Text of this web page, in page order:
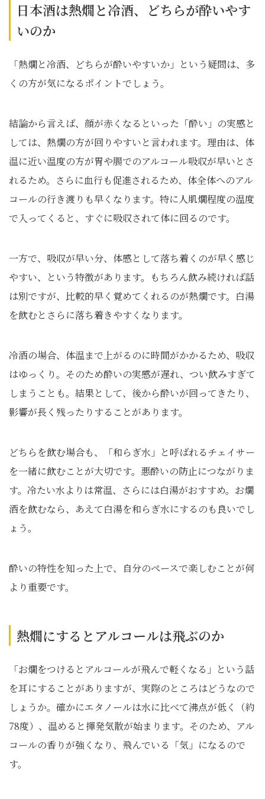
日本酒は熱燗と冷酒、どちらが酔いやす
いのか
「熱燗と冷酒、どちらが酔いやすいか」という疑問は、多
くの方が気になるポイントでしょう。
結論から言えば、顔が赤くなるといった「酔い」の実感と
しては、熱燗の方が回りやすいと言われます。理由は、体
温に近い温度の方が胃や腸でのアルコール吸収が早いとさ
れるため。さらに血行も促進されるため、体全体へのアル
コールの行き渡りも早くなります。特に人肌燗程度の温度
で入ってくると、すぐに吸収されて体に回るのです。
一方で、吸収が早い分、体感として落ち着くのが早く感じ
やすい、という特徴があります。もちろん飲み続ければ話
は別ですが、比較的早く覚めてくれるのが熱燗です。白湯
を飲むとさらに落ち着きやすくなります。
冷酒の場合、体温まで上がるのに時間がかかるため、吸収
はゆっくり。そのため酔いの実感が遅れ、つい飲みすぎて
しまうことも。結果として、後から酔いが回ってきたり、
影響が長く残ったりすることがあります。
どちらを飲む場合も、「和らぎ水」と呼ばれるチェイサー
を一緒に飲むことが大切です。悪酔いの防止につながりま
す。冷たい水よりは常温、さらには白湯がおすすめ。お燗
酒を飲むなら、あえて白湯を和らぎ水にするのも良いでし
ょう。
酔いの特性を知った上で、自分のペースで楽しむことが何
より重要です。
熱燗にするとアルコールは飛ぶのか
「お燗をつけるとアルコールが飛んで軽くなる」という話
を耳にすることがありますが、実際のところはどうなので
しょうか。確かにエタノールは水に比べて沸点が低く（約
78度）、温めると揮発気散が始まります。そのため、アル
コールの香りが強くなり、飛んでいる「気」になるので
す。